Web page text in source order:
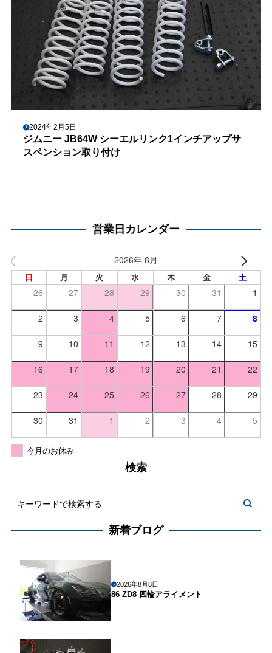
2024年2月5日
ジムニー JB64W シーエルリンク1インチアップサ
スペンション取り付け
営業日カレンダー
2026年 8月
日 月 火 水 木 金 土
26 27 28 29 30 31 1
2 3 4 5 6 7 8
9 10 11 12 13 14 15
16 17 18 19 20 21 22
23 24 25 26 27 28 29
30 31 1 2 3 4 5
今月のお休み
検索
新着ブログ
2026年8月8日
86 ZD8 四輪アライメント